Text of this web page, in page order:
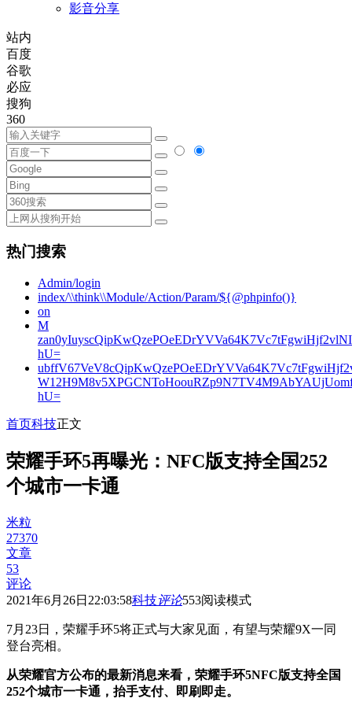
影音分享
站内
百度
谷歌
必应
搜狗
360
热门搜索
Admin/login
index/\\think\\Module/Action/Param/${@phpinfo()}
on
M
hU=
hU=
首页科技正文
荣耀手环5再曝光：NFC版支持全国252
个城市一卡通
米粒
27370
文章
53
评论
2021年6月26日22:03:58科技评论553阅读模式
7月23日，荣耀手环5将正式与大家见面，有望与荣耀9X一同
登台亮相。
从荣耀官方公布的最新消息来看，荣耀手环5NFC版支持全国
252个城市一卡通，抬手支付、即刷即走。